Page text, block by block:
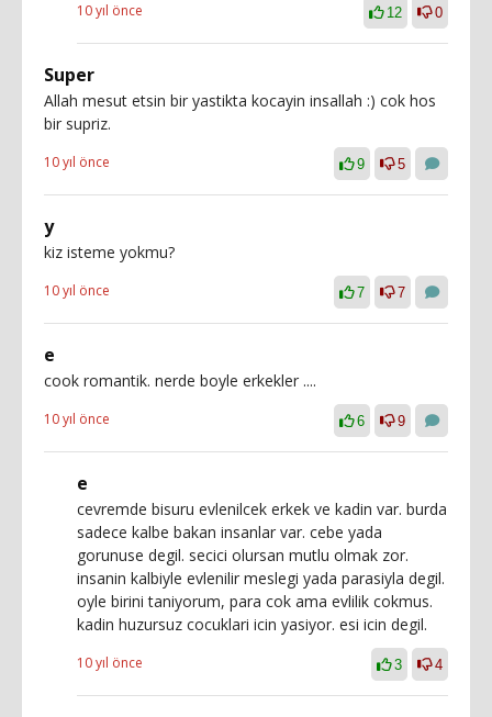
10 yıl önce 12 0
Super
Allah mesut etsin bir yastikta kocayin insallah :) cok hos
bir supriz.
10 yıl önce 9 5
y
kiz isteme yokmu?
10 yıl önce 7 7
e
cook romantik. nerde boyle erkekler ....
10 yıl önce 6 9
e
cevremde bisuru evlenilcek erkek ve kadin var. burda
sadece kalbe bakan insanlar var. cebe yada
gorunuse degil. secici olursan mutlu olmak zor.
insanin kalbiyle evlenilir meslegi yada parasiyla degil.
oyle birini taniyorum, para cok ama evlilik cokmus.
kadin huzursuz cocuklari icin yasiyor. esi icin degil.
10 yıl önce 3 4